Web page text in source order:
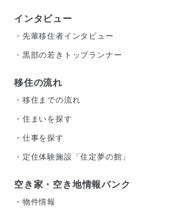
インタビュー
・ 先輩移住者インタビュー
・ 黒部の若きトップランナー
移住の流れ
・ 移住までの流れ
・ 住まいを探す
・ 仕事を探す
・ 定住体験施設「住定夢の館」
空き家・空き地情報バンク
・ 物件情報